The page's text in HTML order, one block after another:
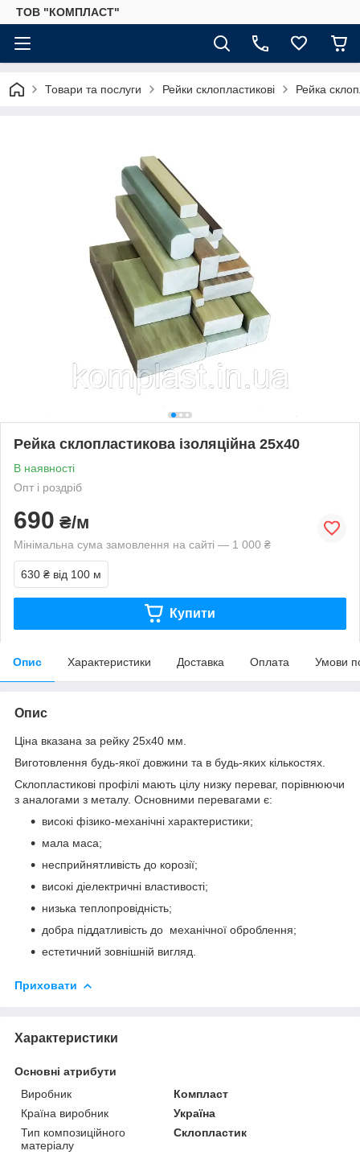
ТОВ "КОМПЛАСТ"
Товари та послуги Рейки склопластикові Рейка
Рейка склопластикова ізоляційна 25х40
В наявності
Опт і роздріб
690 ₴/м
Мінімальна сума замовлення на сайті — 1 000 ₴
630 ₴ від 100 м
Купити
Опис Характеристики Доставка Оплата Умови
Опис
Ціна вказана за рейку 25х40 мм.
Виготовлення будь-якої довжини та в будь-яких кількостях.
Склопластикові профілі мають цілу низку переваг, порівнюючи
з аналогами з металу. Основними перевагами є:
високі фізико-механічні характеристики;
мала маса;
несприйнятливість до корозії;
високі діелектричні властивості;
низька теплопровідність;
добра піддатливість до механічної оброблення;
естетичний зовнішній вигляд.
Приховати
Характеристики
Основні атрибути
Виробник
Компласт
Країна виробник
Україна
Тип композиційного
матеріалу
Склопластик